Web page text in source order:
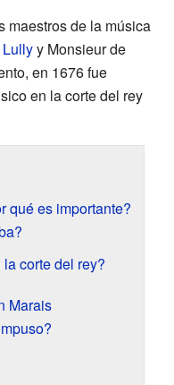
maestros de la música
y Monsieur de
en 1676 fue
en la corte del rey
qué es importante?
corte del rey?
Marais